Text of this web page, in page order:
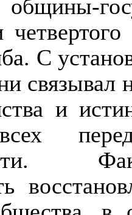
С
связывал
и
всех